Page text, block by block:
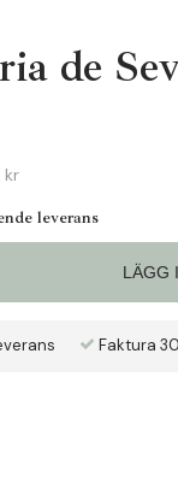
de
kr
leverans
LÄGG
Faktura